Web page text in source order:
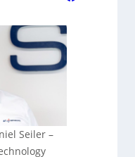
Seiler –